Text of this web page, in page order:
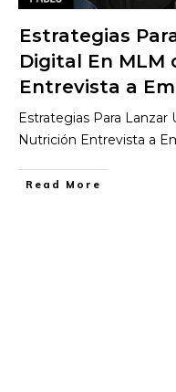
Estrategias
Digital En MLM
Entrevista a
Estrategias Para
Nutrición Entrevista a
​Read More